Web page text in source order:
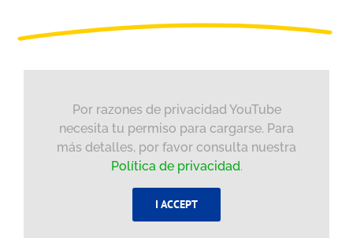
Por razones de privacidad YouTube
necesita tu permiso para cargarse. Para
más detalles, por favor consulta nuestra
Política de privacidad.
I ACCEPT